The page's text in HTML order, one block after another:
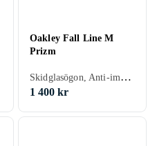
Oakley Fall Line M
Prizm
Skidglasögon, Anti-imsystem, UV-skydd, Hjälmkompatibel, Vuxen
1 400 kr